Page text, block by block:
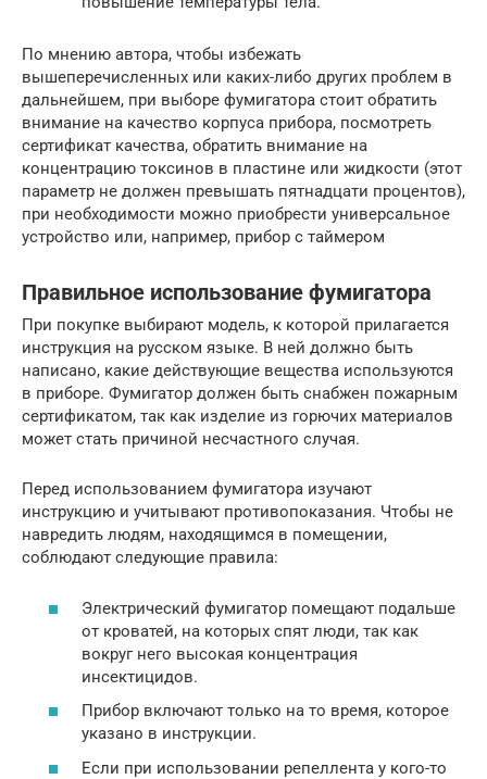
По мнению автора, чтобы избежать
вышеперечисленных или каких-либо других проблем в
дальнейшем, при выборе фумигатора стоит обратить
внимание на качество корпуса прибора, посмотреть
сертификат качества, обратить внимание на
концентрацию токсинов в пластине или жидкости (этот
параметр не должен превышать пятнадцати процентов),
при необходимости можно приобрести универсальное
устройство или, например, прибор с таймером
Правильное использование фумигатора
При покупке выбирают модель, к которой прилагается
инструкция на русском языке. В ней должно быть
написано, какие действующие вещества используются
в приборе. Фумигатор должен быть снабжен пожарным
сертификатом, так как изделие из горючих материалов
может стать причиной несчастного случая.
Перед использованием фумигатора изучают
инструкцию и учитывают противопоказания. Чтобы не
навредить людям, находящимся в помещении,
соблюдают следующие правила:
Электрический фумигатор помещают подальше
от кроватей, на которых спят люди, так как
вокруг него высокая концентрация
инсектицидов.
Прибор включают только на то время, которое
указано в инструкции.
Если при использовании репеллента у кого-то